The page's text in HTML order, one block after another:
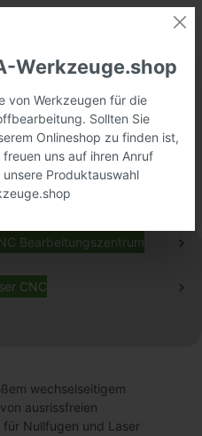
Bearbeitungszentrum
CNC
wechselseitigem
ausrissfreien
Nullfugen und Laser
Werkzeuge.shop
von Werkzeugen für die
Sollten Sie
Onlineshop zu finden ist,
uns auf ihren Anruf
Produktauswahl